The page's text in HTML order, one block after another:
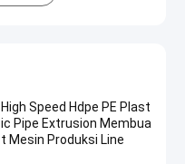
High Speed Hdpe PE Plast
ic Pipe Extrusion Membua
t Mesin Produksi Line